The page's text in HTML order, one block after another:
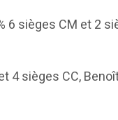
6 sièges CM et 2
sièges CC,